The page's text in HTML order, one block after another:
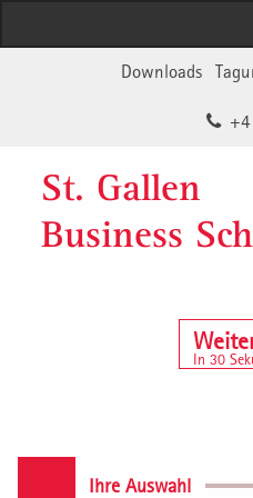
Downloads
St. Gallen
Business
In 30
Ihre Auswahl